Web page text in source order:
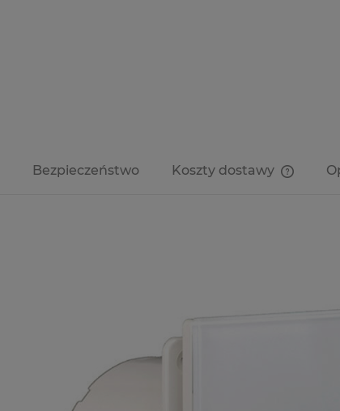
Bezpieczeństwo Koszty dostawy